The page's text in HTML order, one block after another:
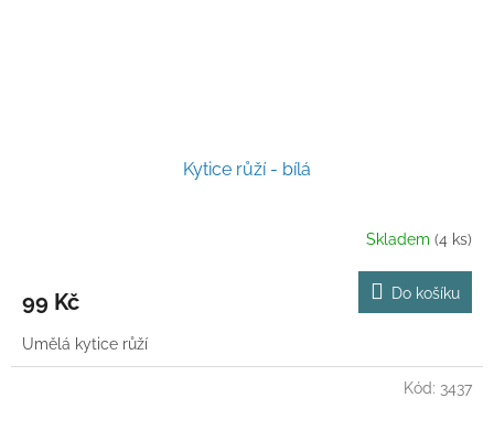
Kytice růží - bílá
Skladem (4 ks)
99 Kč Do košíku
Umělá kytice růží
Kód: 3437